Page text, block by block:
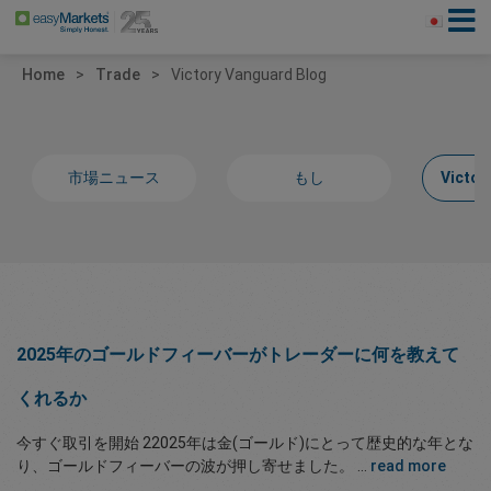
Home Trade Victory Vanguard Blog
市場ニュース もし
2025年のゴールドフィーバーがトレーダーに何を教えて
くれるか
今すぐ取引を開始 22025年は金(ゴールド)にとって歴史的な年とな
り、ゴールドフィーバーの波が押し寄せました。 ... read more